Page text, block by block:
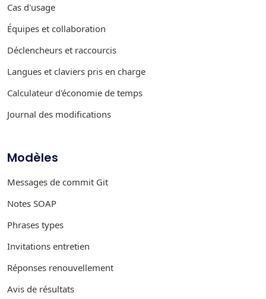
Cas d'usage
Équipes et collaboration
Déclencheurs et raccourcis
Langues et claviers pris en charge
Calculateur d'économie de temps
Journal des modifications
Modèles
Messages de commit Git
Notes SOAP
Phrases types
Invitations entretien
Réponses renouvellement
Avis de résultats